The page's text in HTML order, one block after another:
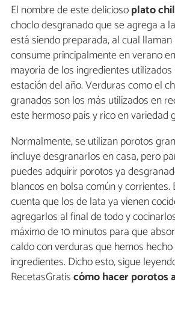
El nombre de este deliciosoplato
choclo desgranado que se agrega a
está siendo preparada, al cual
consume principalmente en verano
mayoría de los ingredientes
estación del año. Verduras como el
granados son los más utilizados en
este hermoso país y rico en variedad
Normalmente, se utilizan porotos
incluye desgranarlos en casa, pero
puedes adquirir porotos ya
blancos en bolsa común y corrientes.
cuenta que los de lata ya vienen
agregarlos al final de todo y
máximo de 10 minutos para que
caldo con verduras que hemos
ingredientes. Dicho esto, sigue
RecetasGratiscómo hacer porotos